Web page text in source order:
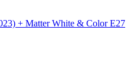
+ Matter White & Color E27